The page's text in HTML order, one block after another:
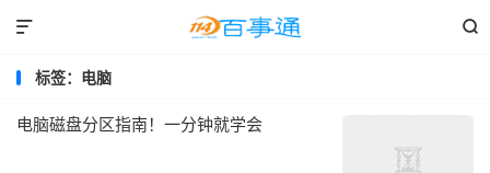


标签：电脑
电脑磁盘分区指南！一分钟就学会